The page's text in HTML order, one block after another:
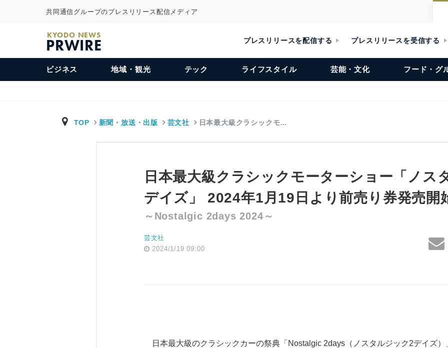
共同通信グループのプレスリリース配信メディア
KYODO NEWS
PRWIRE プレスリリースを配信する プレスリリースを受信する
ビジネス 地域・観光 テック ライフスタイル 芸能・文化 フード・グ
TOP 新聞・放送・出版 芸文社 日本最大級クラシックモ…
日本最大級クラシックモーターショー「ノス
デイズ」 2024年1月19日より前売り券発売開
～Nostalgic 2days 2024～
芸文社
2024/1/19 09:00
日本最大級のクラシックカーの祭典「Nostalgic 2days（ノスタルジック2デイズ）